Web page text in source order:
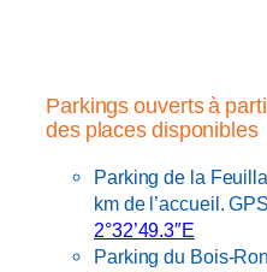
Parkings ouverts à
des places disponibles
Parking de la
km de l’accueil.
2°32’49.3″E
Parking du Bois-